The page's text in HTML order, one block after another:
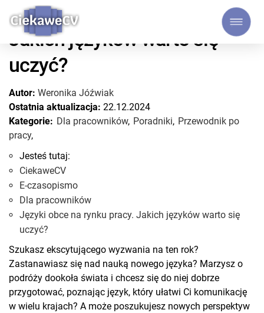
Języki obce na rynku pracy.
Jakich języków warto się
uczyć?
Autor: Weronika Jóźwiak
Ostatnia aktualizacja: 22.12.2024
Kategorie: Dla pracowników, Poradniki, Przewodnik po
pracy,
Jesteś tutaj:
CiekaweCV
E-czasopismo
Dla pracowników
Języki obce na rynku pracy. Jakich języków warto się
uczyć?
Szukasz ekscytującego wyzwania na ten rok?
Zastanawiasz się nad nauką nowego języka? Marzysz o
podróży dookoła świata i chcesz się do niej dobrze
przygotować, poznając język, który ułatwi Ci komunikację
w wielu krajach? A może poszukujesz nowych perspektyw